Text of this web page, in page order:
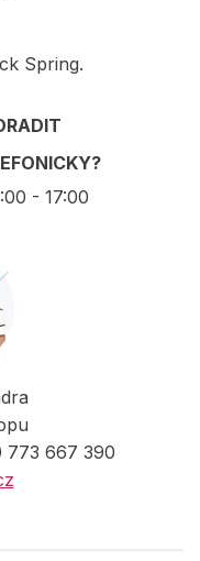
Spring.
- 17:00
773 667 390